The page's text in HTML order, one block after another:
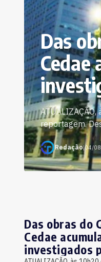
Das
Cedae
reportagem.
Redação|04/
Das obras do
Cedae
investigados